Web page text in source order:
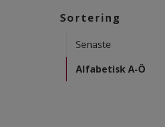
Sortering
Senaste
Alfabetisk A-Ö